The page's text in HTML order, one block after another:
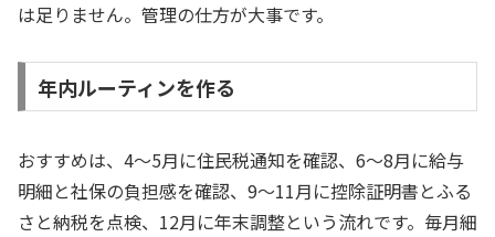
は足りません。管理の仕方が大事です。
年内ルーティンを作る
おすすめは、4〜5月に住民税通知を確認、6〜8月に給与
明細と社保の負担感を確認、9〜11月に控除証明書とふる
さと納税を点検、12月に年末調整という流れです。毎月細